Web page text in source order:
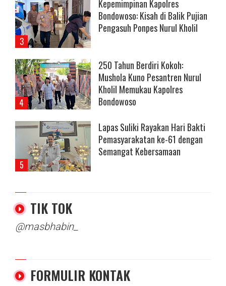
Kepemimpinan Kapolres
Bondowoso: Kisah di Balik Pujian
Pengasuh Ponpes Nurul Kholil
250 Tahun Berdiri Kokoh:
Mushola Kuno Pesantren Nurul
Kholil Memukau Kapolres
Bondowoso
Lapas Suliki Rayakan Hari Bakti
Pemasyarakatan ke-61 dengan
Semangat Kebersamaan
TIK TOK
@masbhabin_
FORMULIR KONTAK